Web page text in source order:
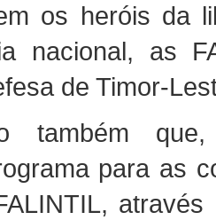
os heróis da
nacional, as
de Timor-
também
para as